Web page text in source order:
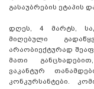
გასაუბრების ეტაპის
დღეს, 4 მარტს,
მიღებული
არაობიექტურად
მათი
ვაკანტურ
კონკურსანტები.